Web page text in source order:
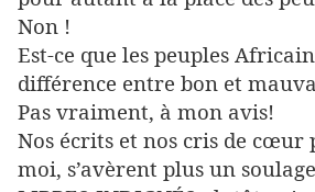
Non !
Est-ce que les peuples
différence entre bon et
Pas vraiment, à mon avis!
Nos écrits et nos cris de
moi, s’avèrent plus un